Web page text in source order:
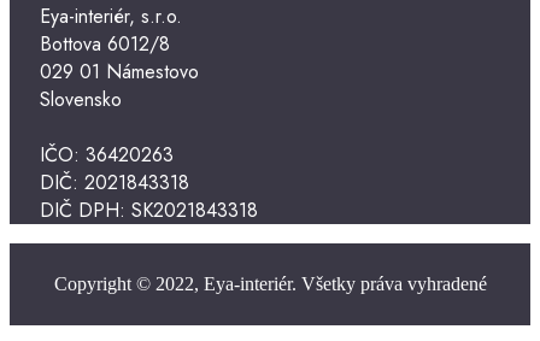
Eya-interiér, s.r.o.
Bottova 6012/8
029 01 Námestovo
Slovensko
IČO: 36420263
DIČ: 2021843318
DIČ DPH: SK2021843318
Copyright © 2022, Eya-interiér. Všetky práva vyhradené